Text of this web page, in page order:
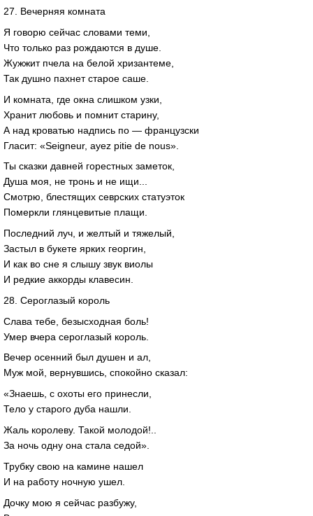
27. Вечерняя комната
Я говорю сейчас словами теми,
Что только раз рождаются в душе.
Жужжит пчела на белой хризантеме,
Так душно пахнет старое саше.
И комната, где окна слишком узки,
Хранит любовь и помнит старину,
А над кроватью надпись по — французски
Гласит: «Seigneur, ayez pitie de nous».
Ты сказки давней горестных заметок,
Душа моя, не тронь и не ищи...
Смотрю, блестящих севрских статуэток
Померкли глянцевитые плащи.
Последний луч, и желтый и тяжелый,
Застыл в букете ярких георгин,
И как во сне я слышу звук виолы
И редкие аккорды клавесин.
28. Сероглазый король
Слава тебе, безысходная боль!
Умер вчера сероглазый король.
Вечер осенний был душен и ал,
Муж мой, вернувшись, спокойно сказал:
«Знаешь, с охоты его принесли,
Тело у старого дуба нашли.
Жаль королеву. Такой молодой!..
За ночь одну она стала седой».
Трубку свою на камине нашел
И на работу ночную ушел.
Дочку мою я сейчас разбужу,